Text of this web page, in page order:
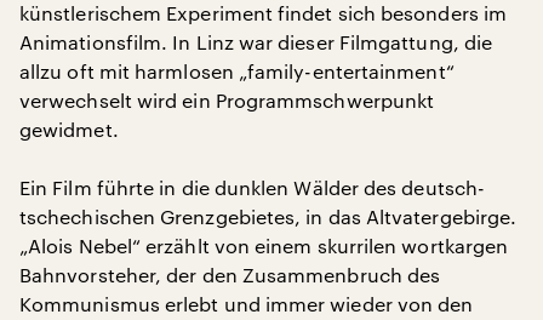
künstlerischem Experiment findet sich besonders im
Animationsfilm. In Linz war dieser Filmgattung, die
allzu oft mit harmlosen „family-entertainment“
verwechselt wird ein Programmschwerpunkt
gewidmet.
Ein Film führte in die dunklen Wälder des deutsch-
tschechischen Grenzgebietes, in das Altvatergebirge.
„Alois Nebel“ erzählt von einem skurrilen wortkargen
Bahnvorsteher, der den Zusammenbruch des
Kommunismus erlebt und immer wieder von den